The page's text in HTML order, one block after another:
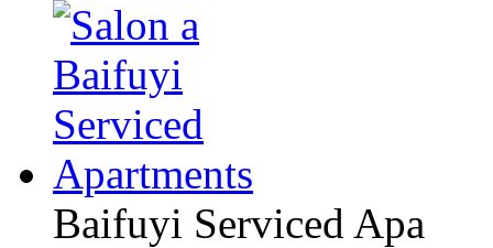
Baifuyi Serviced Apa